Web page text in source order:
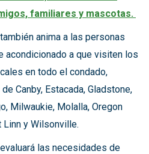
familiares y mascotas.
anima a las personas
acondicionado a que visiten los
en todo el condado,
Canby, Estacada, Gladstone,
Milwaukie, Molalla, Oregon
Linn y Wilsonville.
las necesidades de